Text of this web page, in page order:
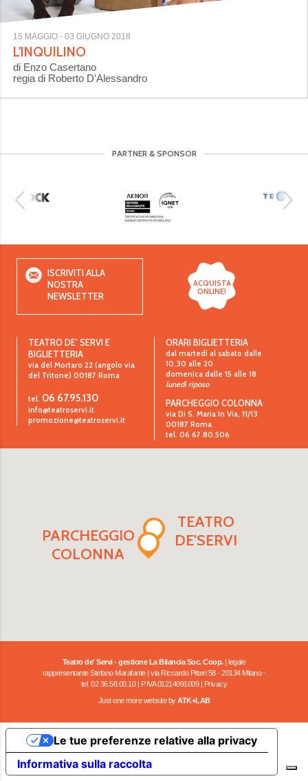
15 MAGGIO - 03 GIUGNO 2018
L'INQUILINO
di Enzo Casertano
regia di Roberto D’Alessandro
PARTNER & SPONSOR
ISCRIVITI ALLA
NOSTRA
NEWSLETTER
ACQUISTA
ONLINE!
TEATRO DE’ SERVI E
BIGLIETTERIA
via del Mortaro 22 (angolo via
del Tritone) 00187 Roma
tel. 06 67.95.130
info@teatroservi.it
promozione@teatroservi.it
ORARI BIGLIETTERIA
dal martedì al sabato dalle
10.30 alle 20
domenica dalle 15 alle 18
lunedì riposo
PARCHEGGIO COLONNA
via Di S. Maria In Via, 11/13
00187 Roma
tel. 06 67.80.506
TEATRO
DE'SERVI
PARCHEGGIO
COLONNA
Teatro de' Servi - gestione La Bilancia Soc. Coop.| legale
rappresentante Stefano Marafante | via Riccardo Pitteri 58 - 20134 Milano -
tel. 02 36.58.00.10 | P.IVA 01214091009 | Privacy
Just one more website byATK+LAB
Informativa sulla raccolta
Le tue preferenze relative alla privacy